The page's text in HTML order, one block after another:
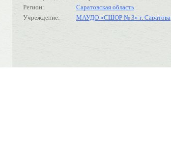
Регион:
Саратовская область
Учреждение:
МАУДО «СШОР № 3» г. Саратова